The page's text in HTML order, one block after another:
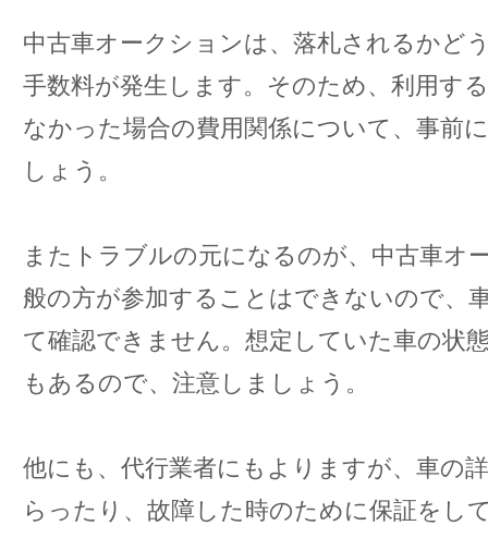
中古車オークションは、落札されるかど
手数料が発生します。そのため、利用す
なかった場合の費用関係について、事前
しょう。
またトラブルの元になるのが、中古車オ
般の方が参加することはできないので、
て確認できません。想定していた車の状
もあるので、注意しましょう。
他にも、代行業者にもよりますが、車の
らったり、故障した時のために保証をし